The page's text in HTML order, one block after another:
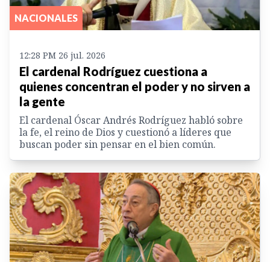
NACIONALES
12:28 PM 26 jul. 2026
El cardenal Rodríguez cuestiona a
quienes concentran el poder y no sirven a
la gente
El cardenal Óscar Andrés Rodríguez habló sobre
la fe, el reino de Dios y cuestionó a líderes que
buscan poder sin pensar en el bien común.